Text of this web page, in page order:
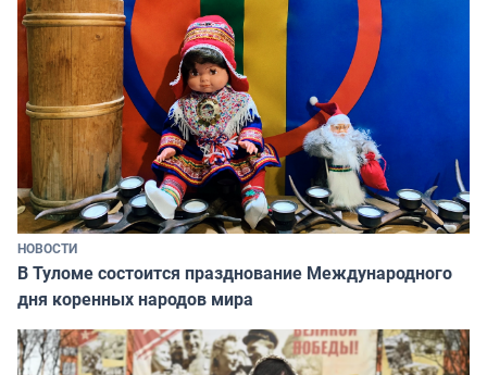
НОВОСТИ
В Туломе состоится празднование Международного
дня коренных народов мира